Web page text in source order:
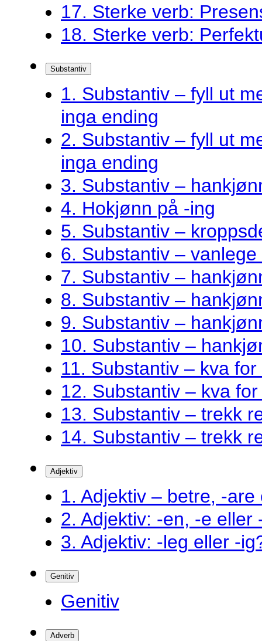
17. Sterke verb:
18. Sterke verb:
Substantiv
1. Substantiv – fyll ut
inga ending
2. Substantiv – fyll ut
inga ending
3. Substantiv –
4. Hokjønn på -ing
5. Substantiv –
6. Substantiv –
7. Substantiv –
8. Substantiv –
9. Substantiv –
10. Substantiv –
11. Substantiv – kva
12. Substantiv – kva
13. Substantiv – trekk
14. Substantiv – trekk
Adjektiv
1. Adjektiv – betre, -are
2. Adjektiv: -en, -e eller
3. Adjektiv: -leg eller -
Genitiv
Genitiv
Adverb